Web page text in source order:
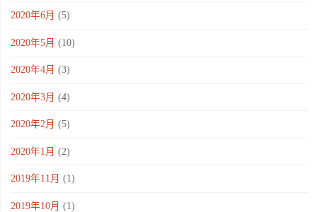
2020年6月 (5)
2020年5月 (10)
2020年4月 (3)
2020年3月 (4)
2020年2月 (5)
2020年1月 (2)
2019年11月 (1)
2019年10月 (1)